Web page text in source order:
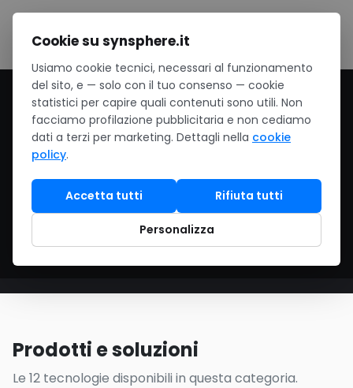
Salta al contenuto
Home/ Cloud /Microsoft Azure
Microsoft Azure
Compute, App Service, Storage e Azure AI: la
piattaforma cloud Microsoft per applicazioni
scalabili, container e servizi cognitivi.
Prodotti e soluzioni
Le 12 tecnologie disponibili in questa categoria.
Cookie su synsphere.it
Usiamo cookie tecnici, necessari al funzionamento
del sito, e — solo con il tuo consenso — cookie
statistici per capire quali contenuti sono utili. Non
facciamo profilazione pubblicitaria e non cediamo
dati a terzi per marketing. Dettagli nella cookie
policy.
Accetta tutti Rifiuta tutti
Personalizza